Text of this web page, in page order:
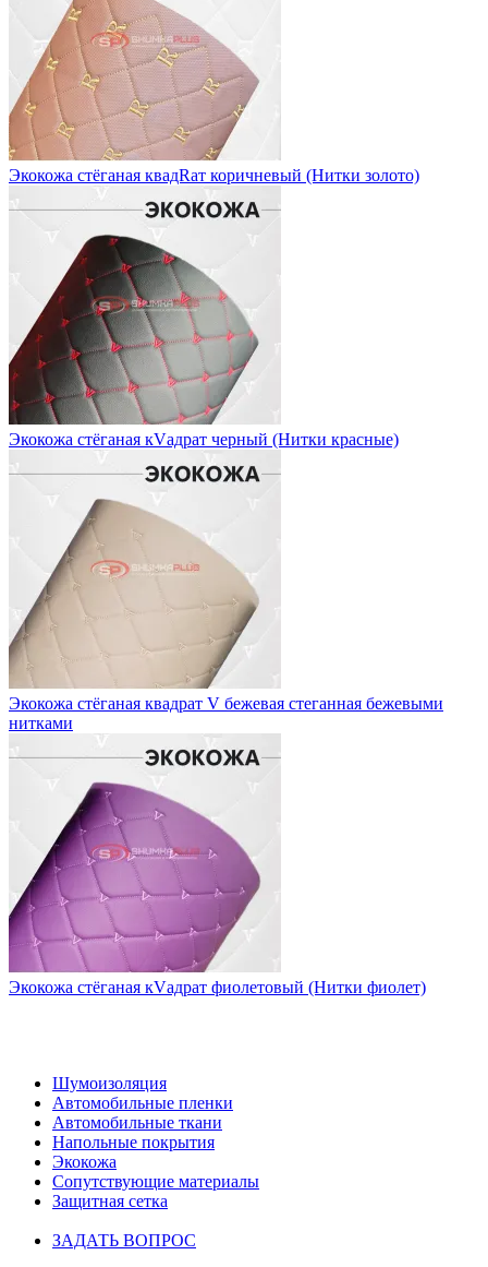
Экокожа стёганая квадRат коричневый (Нитки золото)
Экокожа стёганая кVадрат черный (Нитки красные)
Экокожа стёганая квадрат V бежевая стеганная бежевыми
нитками
Экокожа стёганая кVадрат фиолетовый (Нитки фиолет)
Шумоизоляция
Автомобильные пленки
Автомобильные ткани
Напольные покрытия
Экокожа
Сопутствующие материалы
Защитная сетка
ЗАДАТЬ ВОПРОС